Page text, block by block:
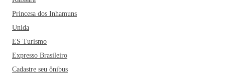
Princesa dos Inhamuns
Unida
ES Turismo
Expresso Brasileiro
Cadastre seu ônibus